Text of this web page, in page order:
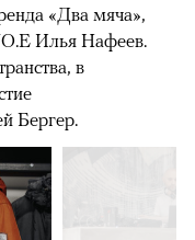
«Два мяча»,
Илья Нафеев.
в
Бергер.